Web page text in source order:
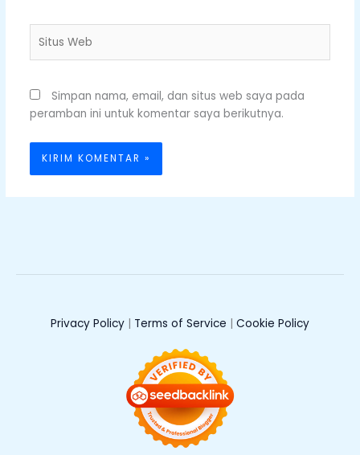
Web
Simpan nama, email, dan situs web saya pada
peramban ini untuk komentar saya berikutnya.
Privacy Policy | Terms of Service | Cookie Policy